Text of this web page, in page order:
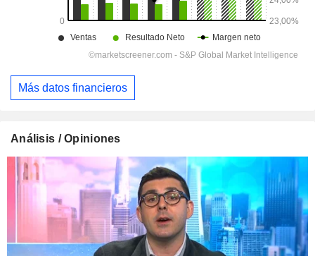
Más datos financieros
Análisis / Opiniones